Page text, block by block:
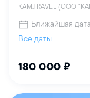
KAM.TRAVEL (ООО
Ближайшая
Все даты
180 000 ₽